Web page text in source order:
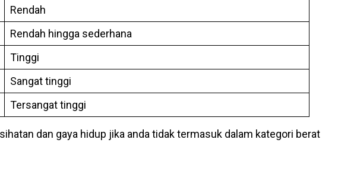
Rendah
Rendah hingga sederhana
Tinggi
Sangat tinggi
Tersangat tinggi
dan gaya hidup jika anda tidak termasuk dalam kategori berat